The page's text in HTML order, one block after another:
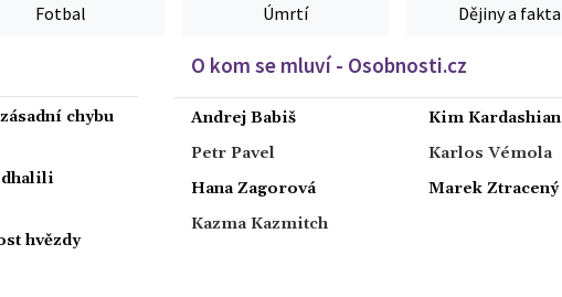
Fotbal Úmrtí Dějiny a fakta
chybu
hvězdy
O kom se mluví - Osobnosti.cz
Andrej Babiš
Petr Pavel
Hana Zagorová
Kazma Kazmitch
Kim Kardashian
Karlos Vémola
Marek Ztracený